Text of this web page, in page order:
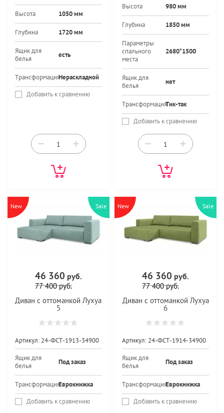
Высота 1050 мм
Глубина 1720 мм
Ящик для
белья
есть
ТрансформацияНераскладной
Добавить к сравнению
− +
Высота 980 мм
Глубина 1850 мм
Параметры
спального
места
2680*1500
Ящик для
белья
нет
ТрансформацияТик-так
Добавить к сравнению
− +
New Sale
46 360 руб.
77 400руб.
Диван с оттоманкой Лухуа
5
Артикул: 24-ФСТ-1913-34900
Ящик для
белья
Под заказ
ТрансформацияЕврокнижка
Добавить к сравнению
New Sale
46 360 руб.
77 400руб.
Диван с оттоманкой Лухуа
6
Артикул: 24-ФСТ-1914-34900
Ящик для
белья
Под заказ
ТрансформацияЕврокнижка
Добавить к сравнению